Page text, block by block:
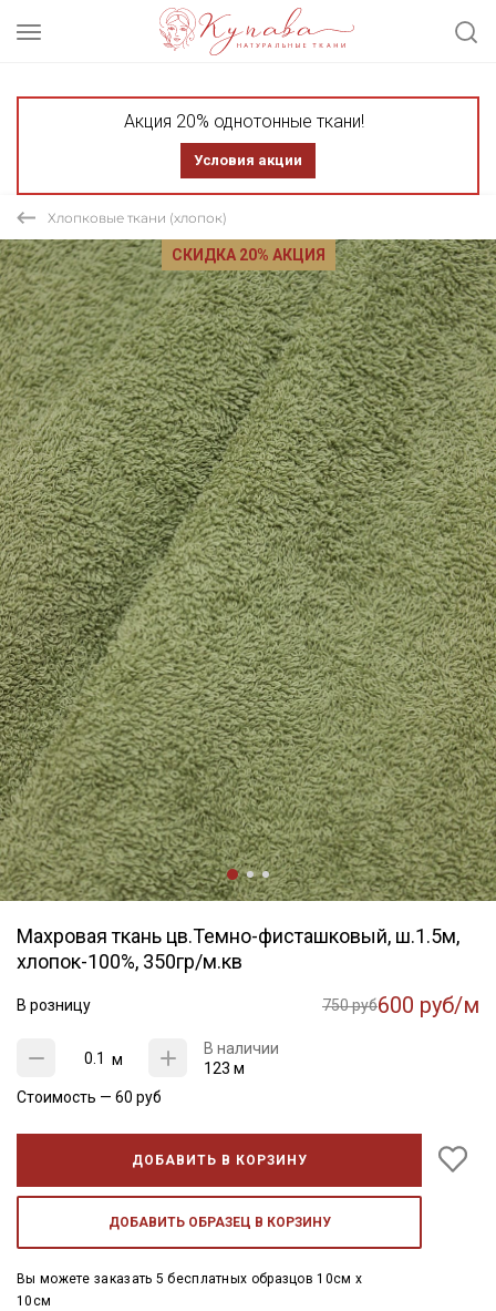
Акция 20% однотонные ткани!
Условия акции
Хлопковые ткани (хлопок)
СКИДКА 20% АКЦИЯ
Махровая ткань цв.Темно-фисташковый, ш.1.5м,
хлопок-100%, 350гр/м.кв
В розницу 750 руб600 руб/м
м
В наличии
123 м
Стоимость — 60 руб
ДОБАВИТЬ В КОРЗИНУ
ДОБАВИТЬ ОБРАЗЕЦ В КОРЗИНУ
Вы можете заказать 5 бесплатных образцов 10см x
10см